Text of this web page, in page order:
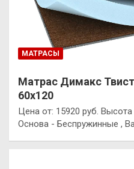
МАТРАСЫ
Матрас Димакс
60х120
Цена от: 15920 руб.
Основа - Беспружинные ,